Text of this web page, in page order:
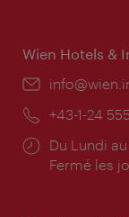
Wien Hotels &
E-
Téléphone:
+43-1-24 555
Horaires
d'ouverture:
Du Lundi
Fermé les